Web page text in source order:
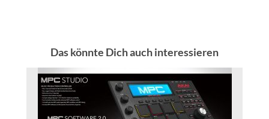
Das könnte Dich auch interessieren